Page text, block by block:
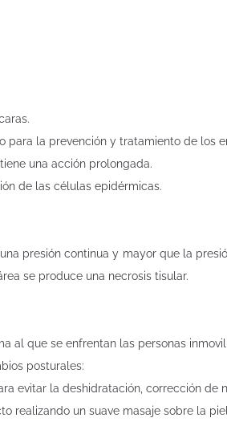
la prevención y tratamiento de los
una acción prolongada.
de las células epidérmicas.
presión continua y mayor que la
se produce una necrosis tisular.
al que se enfrentan las personas
posturales:
evitar la deshidratación, corrección de
realizando un suave masaje sobre la